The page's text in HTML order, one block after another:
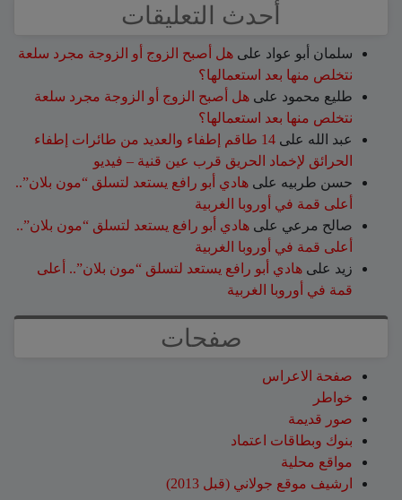
أحدث التعليقات
سلمان أبو عواد على هل أصبح الزوج أو الزوجة مجرد سلعة
نتخلص منها بعد استعمالها؟
طليع محمود على هل أصبح الزوج أو الزوجة مجرد سلعة
نتخلص منها بعد استعمالها؟
عبد الله على
14 طاقم إطفاء والعديد من طائرات إطفاء
الحرائق لإخماد الحريق قرب عين قنية – فيديو
حسن طربيه على هادي أبو رافع يستعد لتسلق “مون بلان”..
أعلى قمة في أوروبا الغربية
صالح مرعي على هادي أبو رافع يستعد لتسلق “مون بلان”..
أعلى قمة في أوروبا الغربية
زيد على هادي أبو رافع يستعد لتسلق “مون بلان”.. أعلى
قمة في أوروبا الغربية
صفحات
صفحة الاعراس
خواطر
صور قديمة
بنوك وبطاقات اعتماد
مواقع محلية
ارشيف موقع جولاني (قبل 2013)